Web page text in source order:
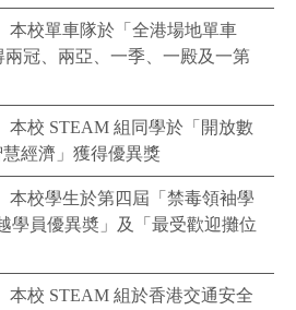
本校單車隊於「全港場地單車
冠、兩亞、一季、一殿及一第
本校 STEAM 組同學於「開放數
經濟」獲得優異獎
本校學生於第四屆「禁毒領袖學
學員優異奬」及「最受歡迎攤位
本校 STEAM 組於香港交通安全